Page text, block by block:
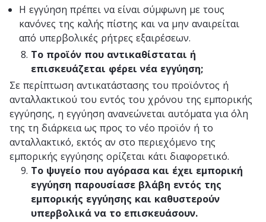
Η εγγύηση πρέπει να είναι σύμφωνη με τους
κανόνες της καλής πίστης και να μην αναιρείται
από υπερβολικές ρήτρες εξαιρέσεων.
Το προϊόν που αντικαθίσταται ή
επισκευάζεται φέρει νέα εγγύηση;
Σε περίπτωση αντικατάστασης του προϊόντος ή
ανταλλακτικού του εντός του χρόνου της εμπορικής
εγγύησης, η εγγύηση ανανεώνεται αυτόματα για όλη
της τη διάρκεια ως προς το νέο προϊόν ή το
ανταλλακτικό, εκτός αν στο περιεχόμενο της
εμπορικής εγγύησης ορίζεται κάτι διαφορετικό.
Το ψυγείο που αγόρασα και έχει εμπορική
εγγύηση παρουσίασε βλάβη εντός της
εμπορικής εγγύησης και καθυστερούν
υπερβολικά να το επισκευάσουν.